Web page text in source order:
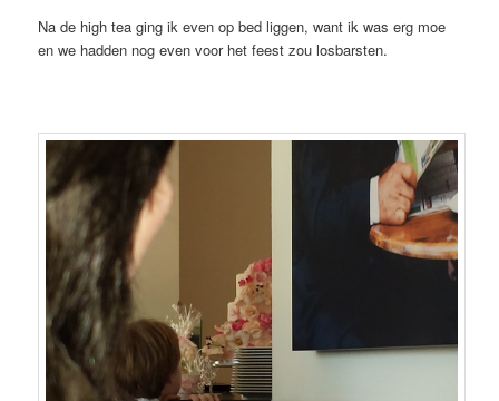
Na de high tea ging ik even op bed liggen, want ik was erg moe
en we hadden nog even voor het feest zou losbarsten.